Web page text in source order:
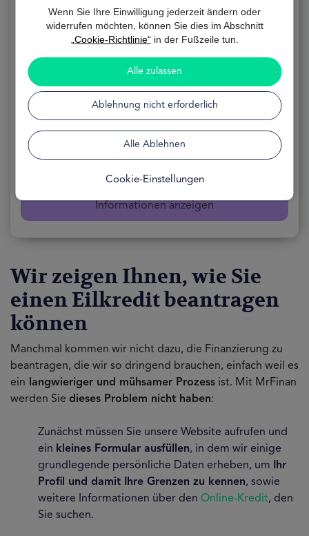
Wenn Sie Ihre Einwilligung jederzeit ändern oder
widerrufen möchten, können Sie dies im Abschnitt
„Cookie-Richtlinie“in der Fußzeile tun.
Alle zulassen
Ablehnung nicht erforderlich
Alle Ablehnen
Cookie-Einstellungen
Eilkredit
ANWENDUNG 100% Online
FORMEL Kostenlos
VERFÜGBARKEIT 24 Stunden
Informationen anzeigen
Wir zeigen Ihnen, wie Sie
einen Eilkredit beantragen
können
Manchmal kommen wir nicht dazu, die Finanzierung zu
beantragen, die wir so dringend brauchen, einfach weil es
ein langwieriger und mühsamer Prozess ist. Mit MrFinan
werden Sie dieses Problem nicht haben:
Zunächst müssen Sie unsere Website aufrufen und
ein kleines Formular ausfüllen, in dem wir einige
grundlegende persönliche Daten erheben, um
Ihr
Profil und damit Ihre Grenzen zu kennen, sowie
weitere Informationen über den Online-Kredit, den
Sie suchen.